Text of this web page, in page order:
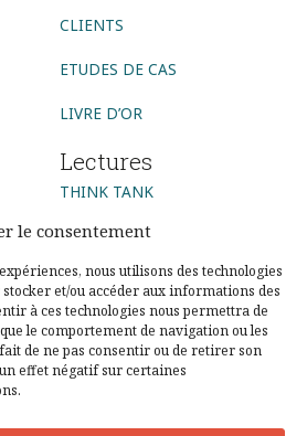
le consentement
nous utilisons des technologies
et/ou accéder aux informations des
à ces technologies nous permettra de
le comportement de navigation ou les
de ne pas consentir ou de retirer son
effet négatif sur certaines
CLIENTS
ETUDES DE CAS
LIVRE D’OR
Lectures
THINK TANK
INNOVATION BOOK CLUB
GLOSSAIRE